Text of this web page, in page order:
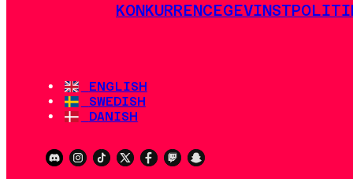
ENGLISH
SWEDISH
DANISH